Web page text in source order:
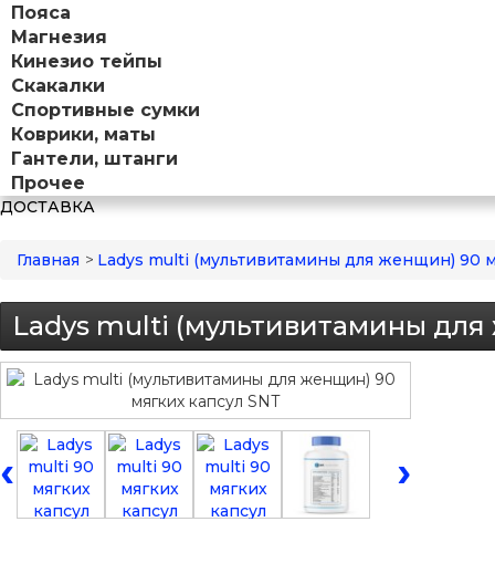
Пояса
Магнезия
Кинезио тейпы
Скакалки
Спортивные сумки
Коврики, маты
Гантели, штанги
Прочее
ДОСТАВКА
Главная > Ladys multi (мультивитамины для женщин) 90
Ladys multi (мультивитамины
‹ ›